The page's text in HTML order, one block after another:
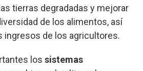
tierras degradadas y mejorar
de los alimentos, así
ingresos de los agricultores.
los sistemas